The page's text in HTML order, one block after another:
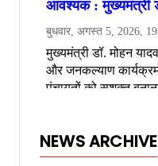
NEWS ARCHIVE